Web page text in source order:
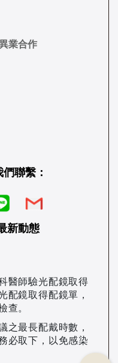
業合作
聯繫：
新動態
醫師驗光配鏡取得
配鏡取得配鏡單，
。
之最長配戴時數，
必取下，以免感染